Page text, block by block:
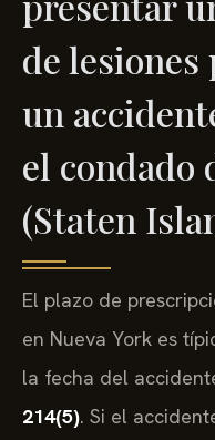
de lesiones
un
el condado
(Staten
El plazo de
en Nueva York es
la fecha del
214(5). Si el